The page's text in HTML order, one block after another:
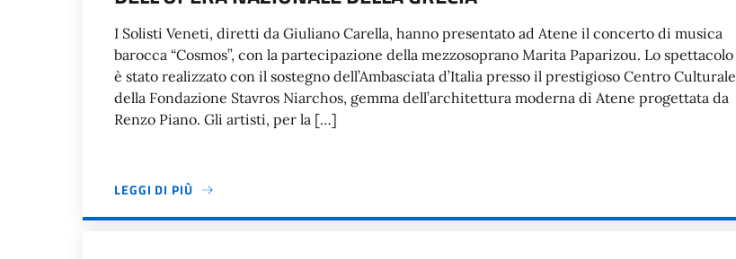
I Solisti Veneti, diretti da Giuliano Carella, hanno presentato ad Atene il concerto di musica
barocca “Cosmos”, con la partecipazione della mezzosoprano Marita Paparizou. Lo spettacolo
è stato realizzato con il sostegno dell’Ambasciata d’Italia presso il prestigioso Centro Culturale
della Fondazione Stavros Niarchos, gemma dell’architettura moderna di Atene progettata da
Renzo Piano. Gli artisti, per la […]
LEGGI DI PIÙ